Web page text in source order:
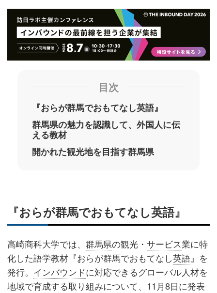
加
目次
『おらが群馬でおもてなし英語』
群馬県の魅力を認識して、外国人に伝
える教材
開かれた観光地を目指す群馬県
『おらが群馬でおもてなし英語』
高崎商科大学では、 群馬県の観光・ サービス業に特
化した語学教材『おらが群馬でおもてなし英語』を
発行。 インバウンドに対応できるグローバル人材を
地域で育成する取り組みについて、11月8日に発表